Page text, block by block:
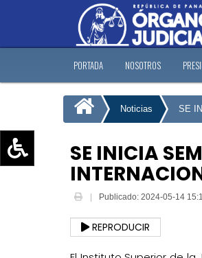
Aumentar texto (+)
PORTADA NOSOTROS
Noticias SE
SE INICIA
Publicado: 2024-05-14
REPRODUCIR